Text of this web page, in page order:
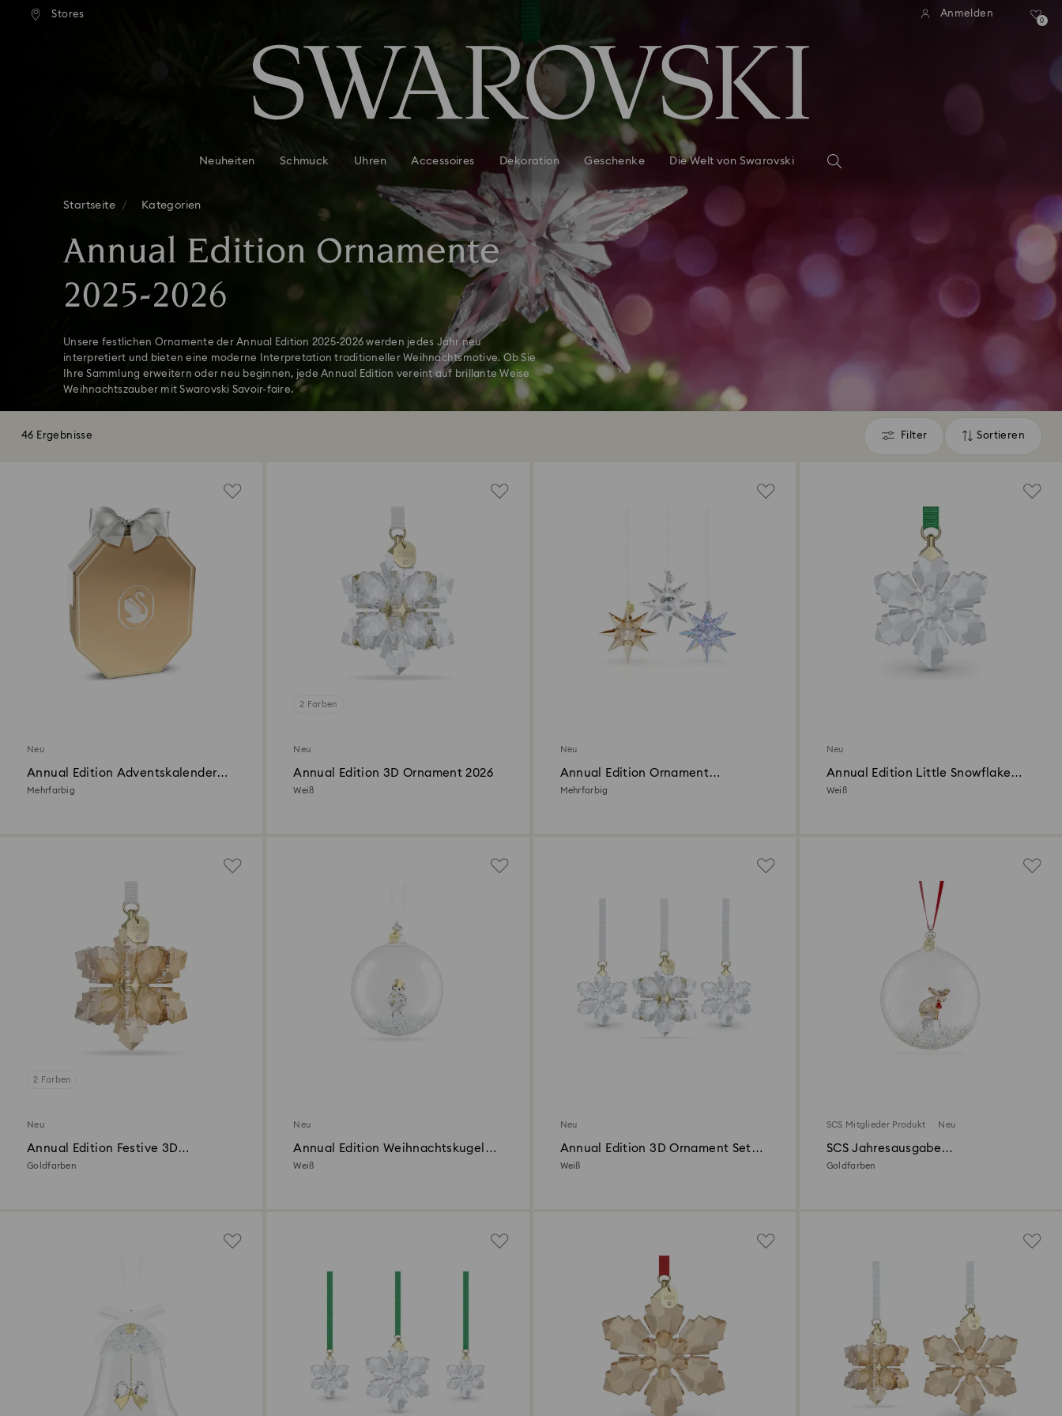
Liste Tastaturkürzel
Stores Anmelden
0
Neuheiten Schmuck Uhren Accessoires Dekoration Geschenke Die Welt von Swarovski
Startseite Kategorien
Annual Edition Ornamente
2025-2026
Unsere festlichen Ornamente der Annual Edition 2025-2026 werden jedes Jahr neu
interpretiert und bieten eine moderne Interpretation traditioneller Weihnachtsmotive. Ob Sie
Ihre Sammlung erweitern oder neu beginnen, jede Annual Edition vereint auf brillante Weise
Weihnachtszauber mit Swarovski Savoir-faire.
46 Ergebnisse Filter
Filter Sortieren
Sortieren
Neu
Annual Edition Adventskalender
2026
Mehrfarbig
2 Farben
Neu
Annual Edition 3D Ornament 2026
Weiß
Neu
Annual Edition Ornament
Jubiläumsset 35 Jahre 2026
Mehrfarbig
Neu
Annual Edition Little Snowflake
Ornament 2026
Weiß
2 Farben
Neu
Annual Edition Festive 3D
Ornament 2026
Goldfarben
Neu
Annual Edition Weihnachtskugel
2026
Weiß
Neu
Annual Edition 3D Ornament Set
2026
Weiß
SCS Mitglieder Produkt Neu
SCS Jahresausgabe
Weihnachtskugel 2026
Goldfarben